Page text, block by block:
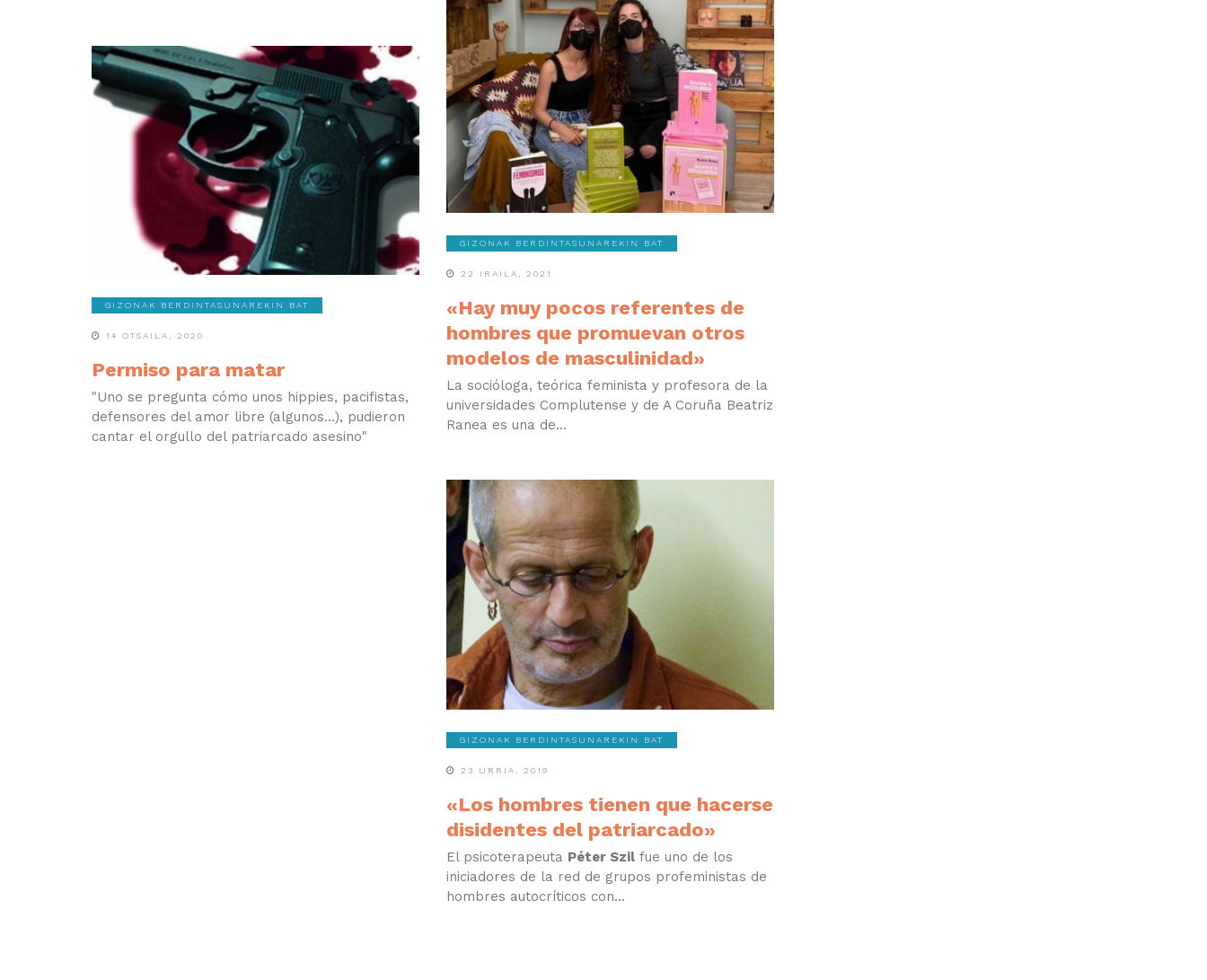
GIZONAK BERDINTASUNAREKIN BAT
22 IRAILA, 2021
«Hay muy pocos referentes de
hombres que promuevan otros
modelos de masculinidad»
La socióloga, teórica feminista y profesora de la
universidades Complutense y de A Coruña Beatriz
Ranea es una de...
GIZONAK BERDINTASUNAREKIN BAT
14 OTSAILA, 2020
Permiso para matar
"Uno se pregunta cómo unos hippies, pacifistas,
defensores del amor libre (algunos…), pudieron
cantar el orgullo del patriarcado asesino"
GIZONAK BERDINTASUNAREKIN BAT
23 URRIA, 2019
«Los hombres tienen que hacerse
disidentes del patriarcado»
El psicoterapeuta Péter Szil fue uno de los
iniciadores de la red de grupos profeministas de
hombres autocríticos con...